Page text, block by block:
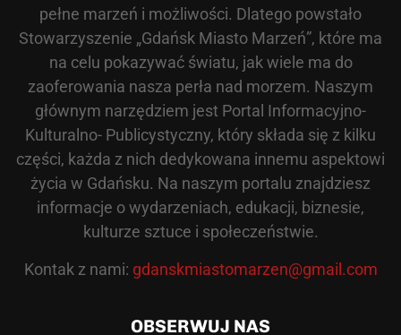
pełne marzeń i możliwości. Dlatego powstało
Stowarzyszenie „Gdańsk Miasto Marzeń”, które ma
na celu pokazywać światu, jak wiele ma do
zaoferowania nasza perła nad morzem. Naszym
głównym narzędziem jest Portal Informacyjno-
Kulturalno- Publicystyczny, który składa się z kilku
części, każda z nich dedykowana innemu aspektowi
życia w Gdańsku. Na naszym portalu znajdziesz
informacje o wydarzeniach, edukacji, biznesie,
kulturze sztuce i społeczeństwie.
Kontak z nami: gdanskmiastomarzen@gmail.com
OBSERWUJ NAS